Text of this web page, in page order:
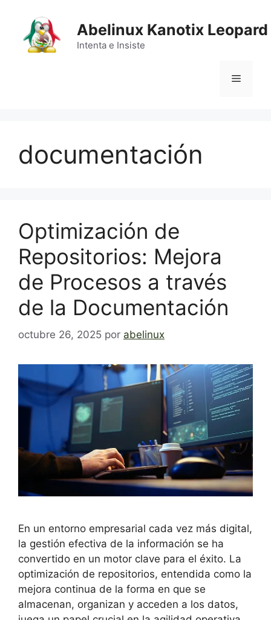
contenido
Abelinux Kanotix Leopard
Intenta e Insiste
Menú
documentación
Optimización de
Repositorios: Mejora
de Procesos a través
de la Documentación
octubre 26, 2025 por abelinux
En un entorno empresarial cada vez más digital,
la gestión efectiva de la información se ha
convertido en un motor clave para el éxito. La
optimización de repositorios, entendida como la
mejora continua de la forma en que se
almacenan, organizan y acceden a los datos,